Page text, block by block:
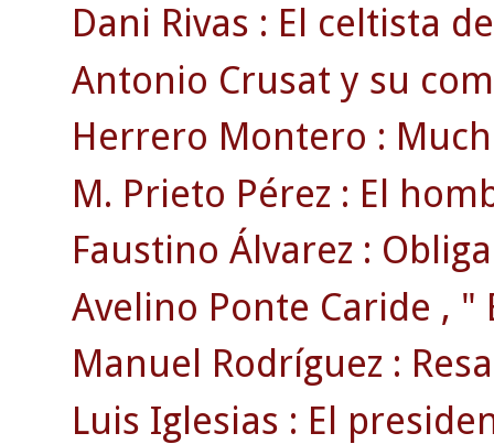
Dani Rivas : El celtista
Antonio Crusat y su
Herrero Montero :
M. Prieto Pérez : El
Faustino Álvarez :
Avelino Ponte Caride , "
Manuel Rodríguez :
Luis Iglesias : El